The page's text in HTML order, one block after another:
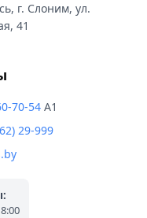
г. Слоним, ул.
41
70-54 A1
29-999